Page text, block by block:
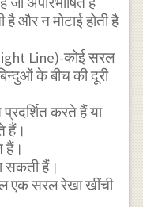
है और न मोटाई होती है
Line)-कोई सरल
के बीच की दूरी
करते हैं या
हैं।
हैं।
सकती हैं।
एक सरल रेखा खींची